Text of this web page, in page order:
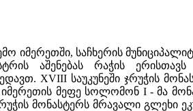
იმერეთში, საჩხერის
აშენებას რაჭის ერისთავს
XVIII საუკუნეში ჯრუჭის
მეფე სოლომონ I - მა
მონასტერს მრავალი გლეხი